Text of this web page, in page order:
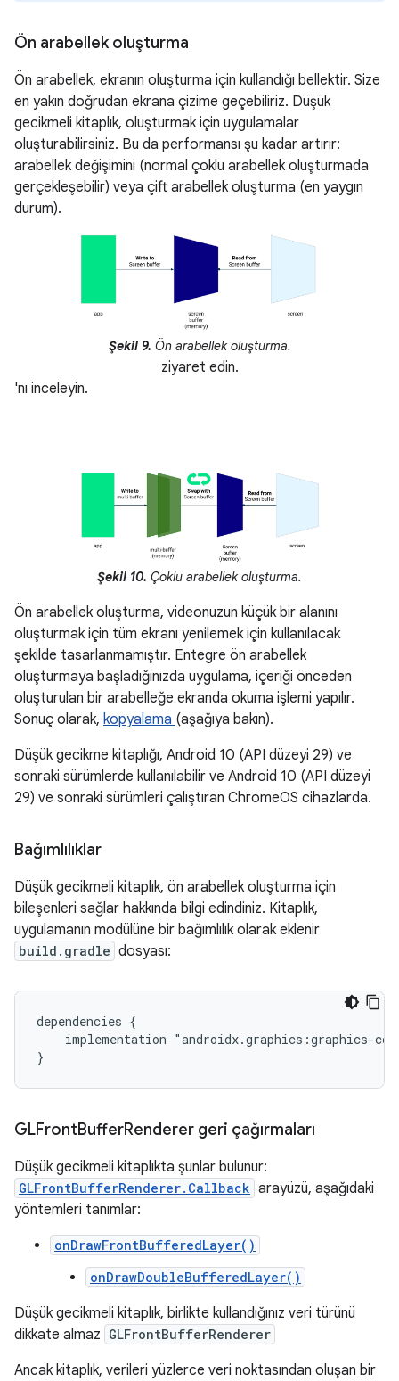
Ön arabellek oluşturma
Ön arabellek, ekranın oluşturma için kullandığı bellektir. Size
en yakın doğrudan ekrana çizime geçebiliriz. Düşük
gecikmeli kitaplık, oluşturmak için uygulamalar
oluşturabilirsiniz. Bu da performansı şu kadar artırır:
arabellek değişimini (normal çoklu arabellek oluşturmada
gerçekleşebilir) veya çift arabellek oluşturma (en yaygın
durum).
Şekil 9. Ön arabellek oluşturma.
ziyaret edin.
'nı inceleyin.
Şekil 10. Çoklu arabellek oluşturma.
Ön arabellek oluşturma, videonuzun küçük bir alanını
oluşturmak için tüm ekranı yenilemek için kullanılacak
şekilde tasarlanmamıştır. Entegre ön arabellek
oluşturmaya başladığınızda uygulama, içeriği önceden
oluşturulan bir arabelleğe ekranda okuma işlemi yapılır.
Sonuç olarak, kopyalama (aşağıya bakın).
Düşük gecikme kitaplığı, Android 10 (API düzeyi 29) ve
sonraki sürümlerde kullanılabilir ve Android 10 (API düzeyi
29) ve sonraki sürümleri çalıştıran ChromeOS cihazlarda.
Bağımlılıklar
Düşük gecikmeli kitaplık, ön arabellek oluşturma için
bileşenleri sağlar hakkında bilgi edindiniz. Kitaplık,
uygulamanın modülüne bir bağımlılık olarak eklenir
build.gradle dosyası:
dependencies {
implementation "androidx.graphics:graphics-
GLFrontBufferRenderer geri çağırmaları
Düşük gecikmeli kitaplıkta şunlar bulunur:
GLFrontBufferRenderer.Callback arayüzü, aşağıdaki
yöntemleri tanımlar:
onDrawFrontBufferedLayer()
onDrawDoubleBufferedLayer()
Düşük gecikmeli kitaplık, birlikte kullandığınız veri türünü
dikkate almaz GLFrontBufferRenderer
Ancak kitaplık, verileri yüzlerce veri noktasından oluşan bir